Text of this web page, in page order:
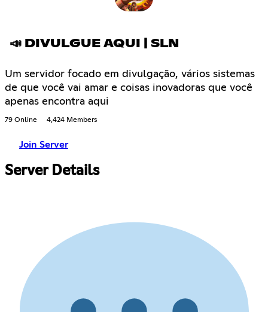
📣 DIVULGUE AQUI | SLN
Um servidor focado em divulgação, vários sistemas
de que você vai amar e coisas inovadoras que você
apenas encontra aqui
79 Online 4,424 Members
Join Server
Server Details